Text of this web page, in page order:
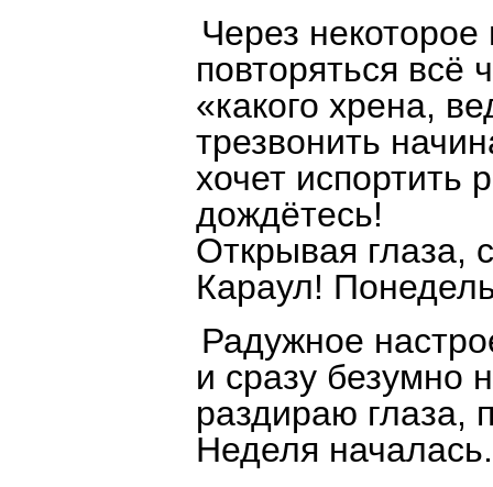
Через
повторяться
«какого хрена,
трезвонить
хочет испортить
дождётесь!
Открывая глаза,
Караул!
Радужное
и сразу безумно
раздираю глаза,
Неделя началась.